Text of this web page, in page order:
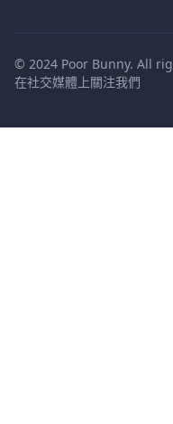
© 2024 Poor Bunny. All
在社交媒體上關注我們